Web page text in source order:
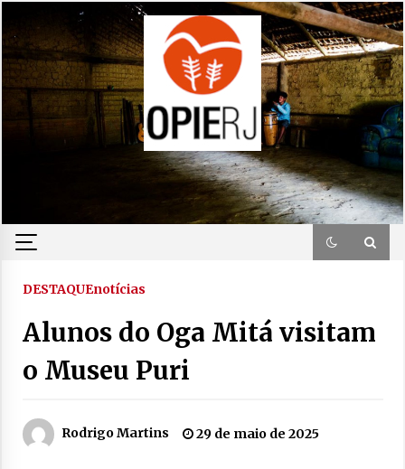
to
content
DESTAQUEnotícias
Alunos do Oga Mitá visitam
o Museu Puri
Rodrigo Martins 29 de maio de 2025